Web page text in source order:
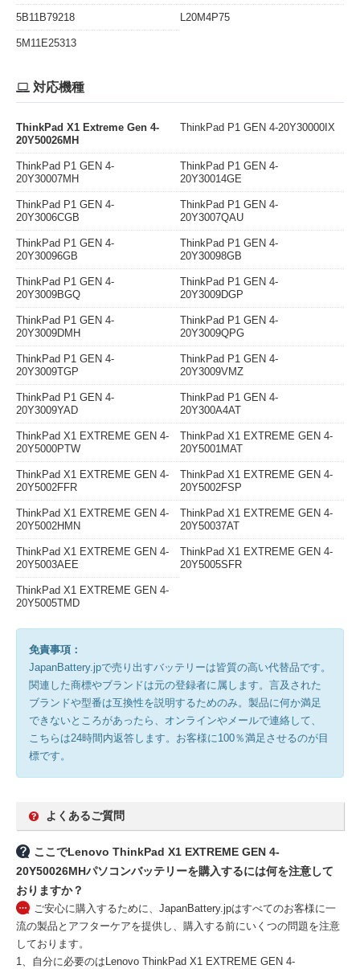
5B11B79218 L20M4P75
5M11E25313
対応機種
ThinkPad X1 Extreme Gen 4-
20Y50026MH
ThinkPad P1 GEN 4-20Y30000IX
ThinkPad P1 GEN 4-
20Y30007MH
ThinkPad P1 GEN 4-
20Y30014GE
ThinkPad P1 GEN 4-
20Y3006CGB
ThinkPad P1 GEN 4-
20Y3007QAU
ThinkPad P1 GEN 4-
20Y30096GB
ThinkPad P1 GEN 4-
20Y30098GB
ThinkPad P1 GEN 4-
20Y3009BGQ
ThinkPad P1 GEN 4-
20Y3009DGP
ThinkPad P1 GEN 4-
20Y3009DMH
ThinkPad P1 GEN 4-
20Y3009QPG
ThinkPad P1 GEN 4-
20Y3009TGP
ThinkPad P1 GEN 4-
20Y3009VMZ
ThinkPad P1 GEN 4-
20Y3009YAD
ThinkPad P1 GEN 4-
20Y300A4AT
ThinkPad X1 EXTREME GEN 4-
20Y5000PTW
ThinkPad X1 EXTREME GEN 4-
20Y5001MAT
ThinkPad X1 EXTREME GEN 4-
20Y5002FFR
ThinkPad X1 EXTREME GEN 4-
20Y5002FSP
ThinkPad X1 EXTREME GEN 4-
20Y5002HMN
ThinkPad X1 EXTREME GEN 4-
20Y50037AT
ThinkPad X1 EXTREME GEN 4-
20Y5003AEE
ThinkPad X1 EXTREME GEN 4-
20Y5005SFR
ThinkPad X1 EXTREME GEN 4-
20Y5005TMD
免責事項：
JapanBattery.jpで売り出すバッテリーは皆質の高い代替品です。
関連した商標やブランドは元の登録者に属します。言及された
ブランドや型番は互換性を説明するためのみ。製品に何か満足
できないところがあったら、オンラインやメールで連絡して、
こちらは24時間内返答します。お客様に100％満足させるのが目
標です。
よくあるご質問
ここでLenovo ThinkPad X1 EXTREME GEN 4-
20Y50026MHパソコンバッテリーを購入するには何を注意して
おりますか？
ご安心に購入するために、JapanBattery.jpはすべてのお客様に一
流の製品とアフターケアを提供し、購入する前にいくつの問題を注意
しております。
1、自分に必要のはLenovo ThinkPad X1 EXTREME GEN 4-